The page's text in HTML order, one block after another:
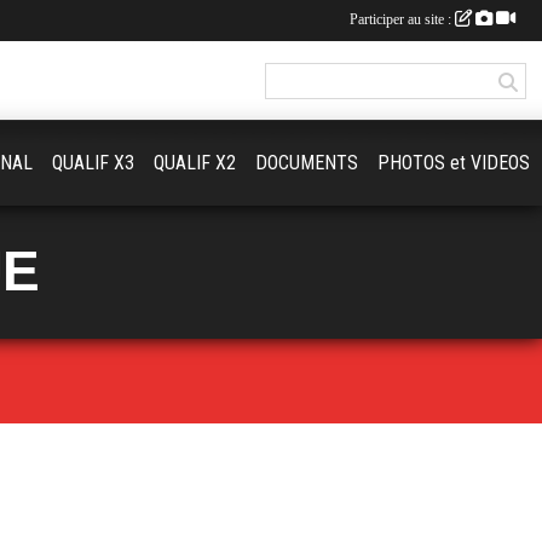
QUALIF X3 QUALIF X2 DOCUMENTS PHOTOS et VIDEOS
Participer au site :